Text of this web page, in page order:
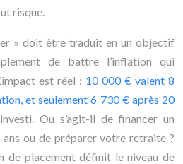
risque.
» doit être traduit en un objectif
de battre l’inflation qui
est réel : 10 000 € valent 8
et seulement 6 730 € après 20
Ou s’agit-il de financer un
ou de préparer votre retraite ?
de placement définit le niveau de